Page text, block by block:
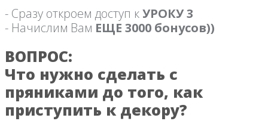
- Сразу откроем доступ кУРОКУ 3
- Начислим Вам ЕЩЕ 3000 бонусов))
ВОПРОС:
Что нужно сделать с
пряниками до того, как
приступить к декору?